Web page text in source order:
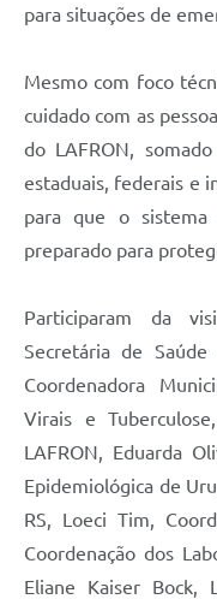
para situações de
Mesmo com foco
cuidado com as
do LAFRON,
estaduais, federais e
para que o
preparado para
Participaram da
Secretária de Saúde
Coordenadora
Virais e
LAFRON, Eduarda
Epidemiológica de
RS, Loeci Tim,
Coordenação dos
Eliane Kaiser Bock,